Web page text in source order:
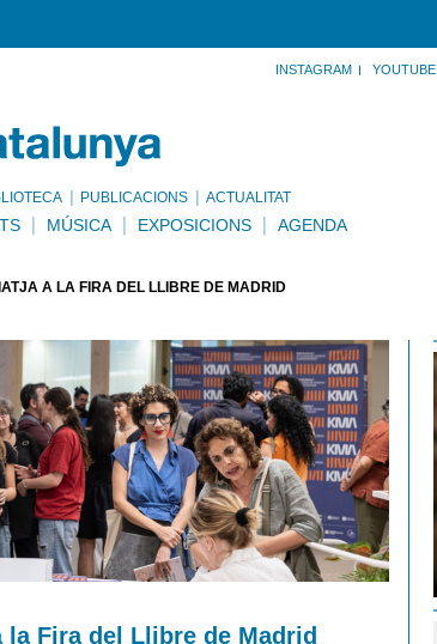
INSTAGRAM YOUTUBE
PUBLICACIONS ACTUALITAT
MÚSICA EXPOSICIONS AGENDA
A LA FIRA DEL LLIBRE DE MADRID
Fira del Llibre de Madrid